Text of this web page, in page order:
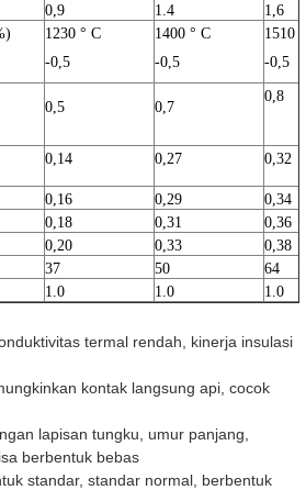
0,9 1.4
1,6
1230 ° C
-0,5
1400 ° C
-0,5
1510
-0,5
0,5 0,7
0,8
0,14 0,27 0,32
0,16 0,29
0,34
0,18 0,31
0,36
0,20 0,33
0,38
37 50
64
1.0 1.0 1.0
termal rendah, kinerja insulasi
kontak langsung api, cocok
lapisan tungku, umur panjang,
berbentuk bebas
standar, standar normal, berbentuk